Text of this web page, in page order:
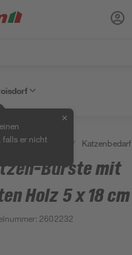
, falls er nicht
✕
/ Tierbedarf / Katzenbedarf
Bürste mit
Holz 5 x 18 cm
: 2602232